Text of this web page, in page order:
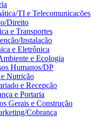
TI e Telecomunicações
Direito
e Transportes
Instalação
e Eletrônica
e Ecologia
Humanos/DP
e Nutrição
e Recepção
e Portaria
Gerais e Construção
Cobrança